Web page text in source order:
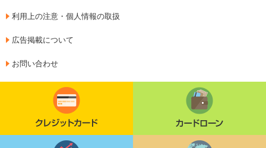
利用上の注意・個人情報の取扱
広告掲載について
お問い合わせ
クレジットカード カードローン
株・証券会社 FX